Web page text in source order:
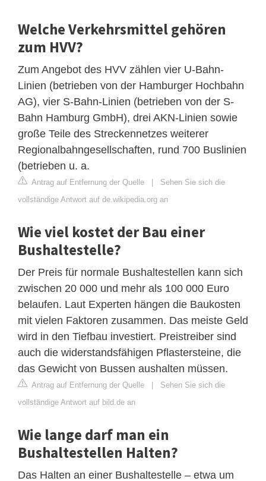
Welche Verkehrsmittel gehören
zum HVV?
Zum Angebot des HVV zählen vier U-Bahn-
Linien (betrieben von der Hamburger Hochbahn
AG), vier S-Bahn-Linien (betrieben von der S-
Bahn Hamburg GmbH), drei AKN-Linien sowie
große Teile des Streckennetzes weiterer
Regionalbahngesellschaften, rund 700 Buslinien
(betrieben u. a.
Antrag auf Entfernung der Quelle | Sehen Sie sich die
vollständige Antwort auf de.wikipedia.org an
Wie viel kostet der Bau einer
Bushaltestelle?
Der Preis für normale Bushaltestellen kann sich
zwischen 20 000 und mehr als 100 000 Euro
belaufen. Laut Experten hängen die Baukosten
mit vielen Faktoren zusammen. Das meiste Geld
wird in den Tiefbau investiert. Preistreiber sind
auch die widerstandsfähigen Pflastersteine, die
das Gewicht von Bussen aushalten müssen.
Antrag auf Entfernung der Quelle | Sehen Sie sich die
vollständige Antwort auf bild.de an
Wie lange darf man ein
Bushaltestellen Halten?
Das Halten an einer Bushaltestelle – etwa um